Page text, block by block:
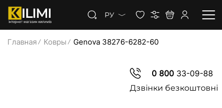
РУ
Главная Ковры Genova 38276-6282-60
0 80033-09-88
Дзвінки безкоштовні